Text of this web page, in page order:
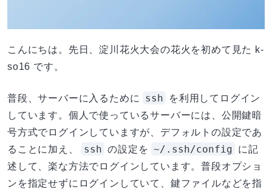
こんにちは。先日、淀川花火大会の花火を初めて見た k-
so16 です。
普段、サーバーに入るために ssh
を利用してログイン
しています。個人で使っているサーバーには、公開鍵暗
号方式でログインしていますが、デフォルトの設定であ
ることに加え、
ssh の設定を ~/.ssh/config
に記
述して、楽な方法でログインしています。普段オプショ
ンを指定せずにログインしていて、鍵ファイルなどを指